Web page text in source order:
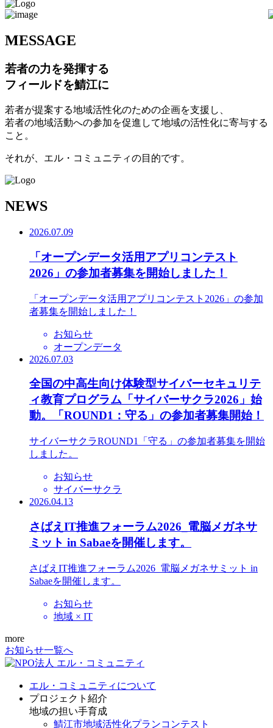
MESSAGE
若者の力を発揮する
フィールドを鯖江に
若者が提案する地域活性化のための企画を支援し、
若者の地域活動への参加を促進して地域の活性化に寄与する
こと。
それが、エル・コミュニティの目的です。
NEWS
2026.07.09
「オープンデータ活用アプリコンテスト
2026」の参加者募集を開始しました！
「オープンデータ活用アプリコンテスト2026」の参加
者募集を開始しました！
お知らせ
オープンデータ
2026.07.03
全国の中高生向け体験型サイバーセキュリテ
ィ教育プログラム「サイバーサクラ2026」始
動。「ROUND1：守る」の参加者募集開始！
サイバーサクラROUND1「守る」の参加者募集を開始
しました。
お知らせ
サイバーサクラ
2026.04.13
さばえIT推進フォーラム2026_電脳メガネサ
ミット in Sabaeを開催します。
さばえIT推進フォーラム2026_電脳メガネサミット in
Sabaeを開催します。
お知らせ
地域 × IT
more
お知らせ一覧へ
エル・コミュニティについて
プロジェクト紹介
地域の担い手育成
鯖江市地域活性化プランコンテスト